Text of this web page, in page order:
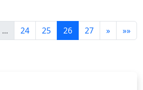
... 24 25 26 27 » »»